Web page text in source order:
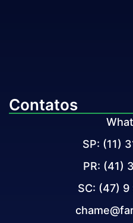
Contatos
SP: (11)
PR: (41)
SC: (47)